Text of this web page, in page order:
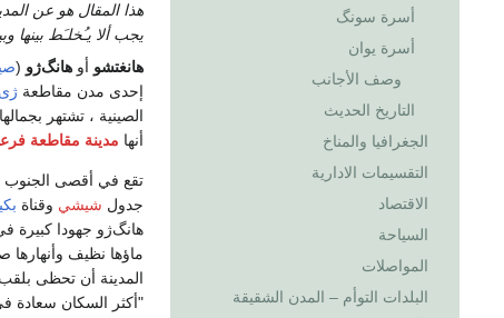
أسرة سونگ
أسرة يوان
وصف الأجانب
التاريخ الحديث
الجغرافيا والمناخ
التقسيمات الادارية
الاقتصاد
السياحة
المواصلات
البلدات التوأم – المدن الشقيقة
هذا المقال هو عن
يجب ألا يـُخلـَط بينها
هانغتشو أو هانگ‌ژو (
إحدى مدن مقاطعة
الصينية ، تشتهر
أنها مدينة مقاطعة
تقع في أقصى الجنوب
جدول شيشي وقناة
هانگ‌ژو جهودا كبيرة
ماؤها نظيف وأنهارها
المدينة أن تحظى بلقب
"أكثر السكان سعادة